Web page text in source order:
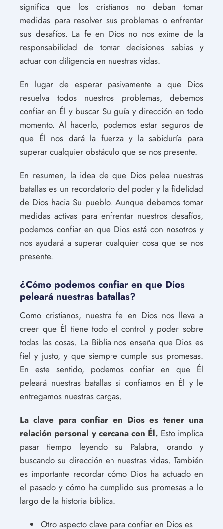
significa que los cristianos no deban tomar
medidas para resolver sus problemas o enfrentar
sus desafíos. La fe en Dios no nos exime de la
responsabilidad de tomar decisiones sabias y
actuar con diligencia en nuestras vidas.
En lugar de esperar pasivamente a que Dios
resuelva todos nuestros problemas, debemos
confiar en Él y buscar Su guía y dirección en todo
momento. Al hacerlo, podemos estar seguros de
que Él nos dará la fuerza y la sabiduría para
superar cualquier obstáculo que se nos presente.
En resumen, la idea de que Dios pelea nuestras
batallas es un recordatorio del poder y la fidelidad
de Dios hacia Su pueblo. Aunque debemos tomar
medidas activas para enfrentar nuestros desafíos,
podemos confiar en que Dios está con nosotros y
nos ayudará a superar cualquier cosa que se nos
presente.
¿Cómo podemos confiar en que Dios
peleará nuestras batallas?
Como cristianos, nuestra fe en Dios nos lleva a
creer que Él tiene todo el control y poder sobre
todas las cosas. La Biblia nos enseña que Dios es
fiel y justo, y que siempre cumple sus promesas.
En este sentido, podemos confiar en que Él
peleará nuestras batallas si confiamos en Él y le
entregamos nuestras cargas.
La clave para confiar en Dios es tener una
relación personal y cercana con Él. Esto implica
pasar tiempo leyendo su Palabra, orando y
buscando su dirección en nuestras vidas. También
es importante recordar cómo Dios ha actuado en
el pasado y cómo ha cumplido sus promesas a lo
largo de la historia bíblica.
Otro aspecto clave para confiar en Dios es